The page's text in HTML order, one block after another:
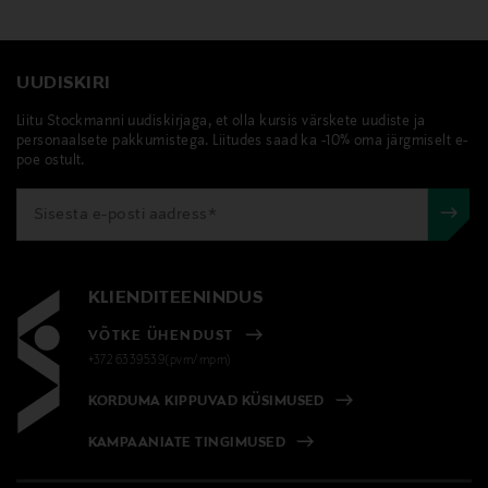
hello@treeofbrands.com
Märksõnad
UUDISKIRI
Liitu Stockmanni uudiskirjaga, et olla kursis värskete uudiste ja
personaalsete pakkumistega. Liitudes saad ka -10% oma järgmiselt e-
poe ostult.
KLIENDITEENINDUS
VÕTKE ÜHENDUST
+372 6339539(pvm/mpm)
KORDUMA KIPPUVAD KÜSIMUSED
KAMPAANIATE TINGIMUSED